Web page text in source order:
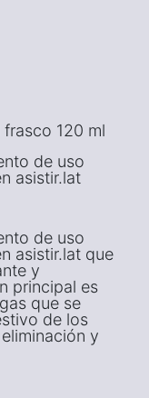
120 ml
de uso
asistir.lat
de uso
asistir.lat que
y
principal es
que se
de los
y